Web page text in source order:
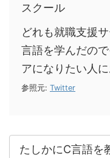
スクール
どれも就職支援
言語を学んだの
アになりたい人に
参照元: Twitter
たしかにC言語を